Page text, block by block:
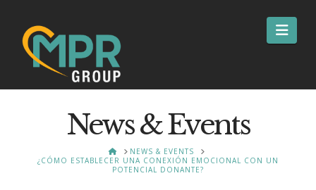
News & Events
HOMENEWS & EVENTS
¿CÓMO ESTABLECER UNA CONEXIÓN EMOCIONAL CON UN
POTENCIAL DONANTE?